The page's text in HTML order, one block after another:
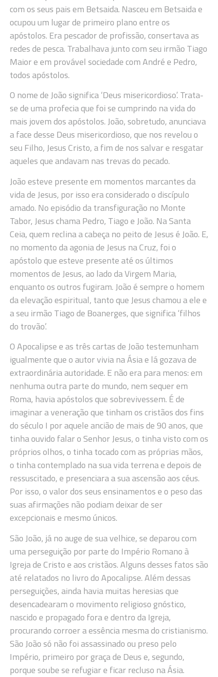
com os seus pais em Betsaida. Nasceu em Betsaida e
ocupou um lugar de primeiro plano entre os
apóstolos. Era pescador de profissão, consertava as
redes de pesca. Trabalhava junto com seu irmão Tiago
Maior e em provável sociedade com André e Pedro,
todos apóstolos.
O nome de João significa ‘Deus misericordioso’. Trata-
se de uma profecia que foi se cumprindo na vida do
mais jovem dos apóstolos. João, sobretudo, anunciava
a face desse Deus misericordioso, que nos revelou o
seu Filho, Jesus Cristo, a fim de nos salvar e resgatar
aqueles que andavam nas trevas do pecado.
João esteve presente em momentos marcantes da
vida de Jesus, por isso era considerado o discípulo
amado. No episódio da transfiguração no Monte
Tabor, Jesus chama Pedro, Tiago e João. Na Santa
Ceia, quem reclina a cabeça no peito de Jesus é João. E,
no momento da agonia de Jesus na Cruz, foi o
apóstolo que esteve presente até os últimos
momentos de Jesus, ao lado da Virgem Maria,
enquanto os outros fugiram. João é sempre o homem
da elevação espiritual, tanto que Jesus chamou a ele e
a seu irmão Tiago de Boanerges, que significa ‘filhos
do trovão’.
O Apocalipse e as três cartas de João testemunham
igualmente que o autor vivia na Ásia e lá gozava de
extraordinária autoridade. E não era para menos: em
nenhuma outra parte do mundo, nem sequer em
Roma, havia apóstolos que sobrevivessem. É de
imaginar a veneração que tinham os cristãos dos fins
do século I por aquele ancião de mais de 90 anos, que
tinha ouvido falar o Senhor Jesus, o tinha visto com os
próprios olhos, o tinha tocado com as próprias mãos,
o tinha contemplado na sua vida terrena e depois de
ressuscitado, e presenciara a sua ascensão aos céus.
Por isso, o valor dos seus ensinamentos e o peso das
suas afirmações não podiam deixar de ser
excepcionais e mesmo únicos.
São João, já no auge de sua velhice, se deparou com
uma perseguição por parte do Império Romano à
Igreja de Cristo e aos cristãos. Alguns desses fatos são
até relatados no livro do Apocalipse. Além dessas
perseguições, ainda havia muitas heresias que
desencadearam o movimento religioso gnóstico,
nascido e propagado fora e dentro da Igreja,
procurando corroer a essência mesma do cristianismo.
São João só não foi assassinado ou preso pelo
Império, primeiro por graça de Deus e, segundo,
porque soube se refugiar e ficar recluso na Ásia.